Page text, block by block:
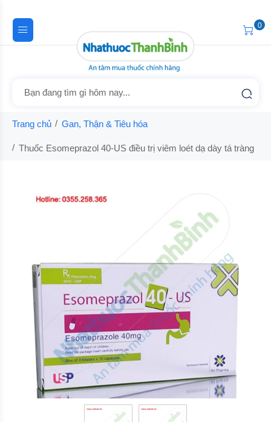
0
Trang chủ Gan, Thận & Tiêu hóa
Thuốc Esomeprazol 40-US điều trị viêm loét dạ dày tá tràng